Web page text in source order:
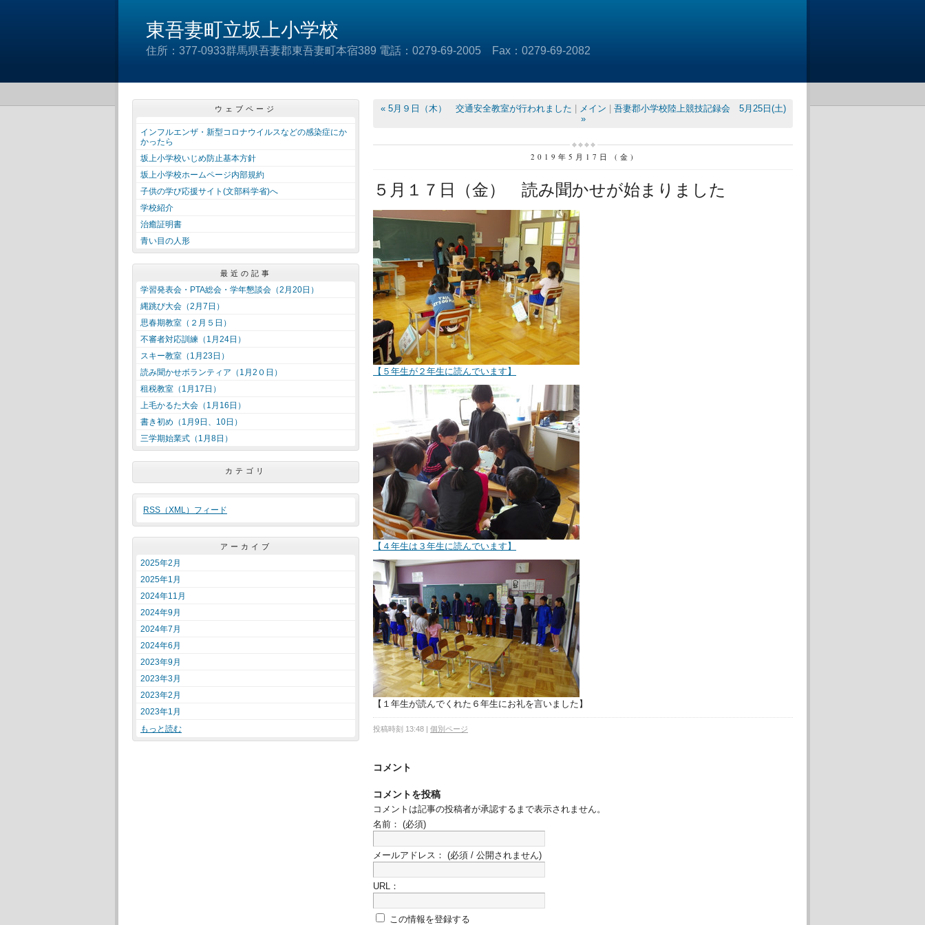
東吾妻町立坂上小学校
住所：377-0933群馬県吾妻郡東吾妻町本宿389 電話：0279-69-2005 Fax：0279-69-2082
ウェブページ
インフルエンザ・新型コロナウイルスなどの感染症にか
かったら
坂上小学校いじめ防止基本方針
坂上小学校ホームページ内部規約
子供の学び応援サイト(文部科学省)へ
学校紹介
治癒証明書
青い目の人形
最近の記事
学習発表会・PTA総会・学年懇談会（2月20日）
縄跳び大会（2月7日）
思春期教室（２月５日）
不審者対応訓練（1月24日）
スキー教室（1月23日）
読み聞かせボランティア（1月2０日）
租税教室（1月17日）
上毛かるた大会（1月16日）
書き初め（1月9日、10日）
三学期始業式（1月8日）
カテゴリ
RSS（XML）フィード
アーカイブ
2025年2月
2025年1月
2024年11月
2024年9月
2024年7月
2024年6月
2023年9月
2023年3月
2023年2月
2023年1月
もっと読む
« 5月９日（木） 交通安全教室が行われました メイン
吾妻郡小学校陸上競技記録会 5月25日(土)
»
2019年5月17日 (金)
５月１７日（金） 読み聞かせが始まりました
【５年生が２年生に読んでいます】
【４年生は３年生に読んでいます】
【１年生が読んでくれた６年生にお礼を言いました】
投稿時刻 13:48 | 個別ページ
コメント
コメントを投稿
コメントは記事の投稿者が承認するまで表示されません。
名前： (必須)
メールアドレス： (必須 / 公開されません)
URL：
この情報を登録する